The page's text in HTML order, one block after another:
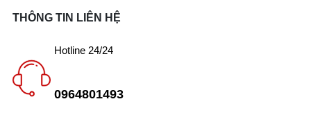
THÔNG TIN LIÊN HỆ
Hotline 24/24
0964801493